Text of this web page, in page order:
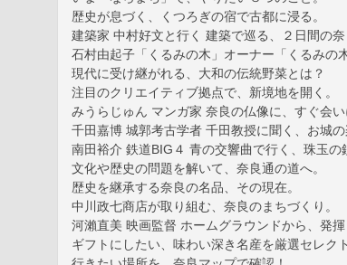
歴史が息づく、くつろぎの宿で古都に浸る。
建築家 中村好文と行く 建築で巡る、２日間の奈
石村由起子「くるみの木」オーナー「くるみの
現代に受け継がれる、大和の伝統野菜とは？
注目のクリエイティブ拠点で、新境地を開く。
みうらじゅん マンガ家 奈良の仏像に、すぐ会い
千田嘉博 城郭考古学者 千田教授に聞く、お城の
南田裕介 鉄道BIG４ 青の交響曲で行く、珠玉の
文化や歴史の問題を解いて、奈良通の道へ。
歴史を継承する奈良の名品、その現在。
中川政七商店が取り組む、奈良のまちづくり。
河瀨直美 映画監督 ホームグラウンドから、発揮
ギフトにしたい、味わい深き名産を厳選セレクト